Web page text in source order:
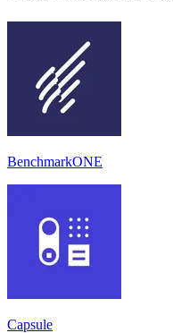
BenchmarkONE
Capsule